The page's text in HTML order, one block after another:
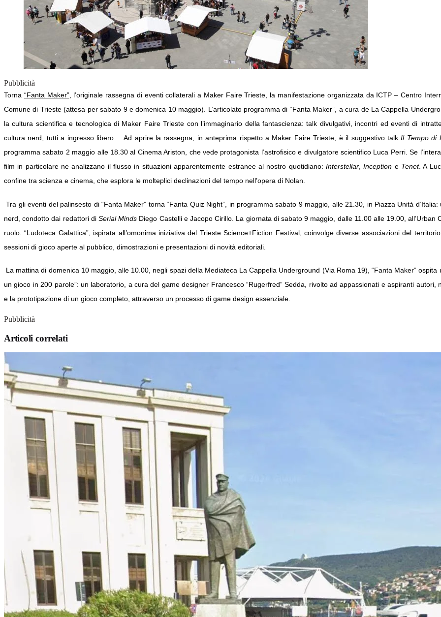
Pubblicità
Torna “Fanta Maker”, l’originale rassegna di eventi collaterali a Maker Faire Trieste, la manifestazione organizzata da ICTP – Centro
Comune di Trieste (attesa per sabato 9 e domenica 10 maggio). L’articolato programma di “Fanta Maker”, a cura de La Cappella
la cultura scientifica e tecnologica di Maker Faire Trieste con l’immaginario della fantascienza: talk divulgativi, incontri ed eventi di
cultura nerd, tutti a ingresso libero.Ad aprire la rassegna, in anteprima rispetto a Maker Faire Trieste, è il suggestivo talkIl Tempo di
programma sabato 2 maggio alle 18.30 al Cinema Ariston, che vede protagonista l’astrofisico e divulgatore scientifico Luca Perri. Se
film in particolare ne analizzano il flusso in situazioni apparentemente estranee al nostro quotidiano: Interstellar,Inception e Tenet. A
confine tra scienza e cinema, che esplora le molteplici declinazioni del tempo nell’opera di Nolan.
Tra gli eventi del palinsesto di “Fanta Maker” torna “Fanta Quiz Night”, in programma sabato 9 maggio, alle 21.30, in Piazza Unità
nerd, condotto dai redattori di Serial Minds Diego Castelli e Jacopo Cirillo. La giornata di sabato 9 maggio, dalle 11.00 alle 19.00,
ruolo. “Ludoteca Galattica”, ispirata all’omonima iniziativa del Trieste Science+Fiction Festival, coinvolge diverse associazioni del
sessioni di gioco aperte al pubblico, dimostrazioni e presentazioni di novità editoriali.
La mattina di domenica 10 maggio, alle 10.00, negli spazi della Mediateca La Cappella Underground (Via Roma 19), “Fanta Maker”
un gioco in 200 parole”: un laboratorio, a cura del game designer Francesco “Rugerfred” Sedda, rivolto ad appassionati e aspiranti autori,
e la prototipazione di un gioco completo, attraverso un processo di game design essenziale.
Pubblicità
Articoli correlati